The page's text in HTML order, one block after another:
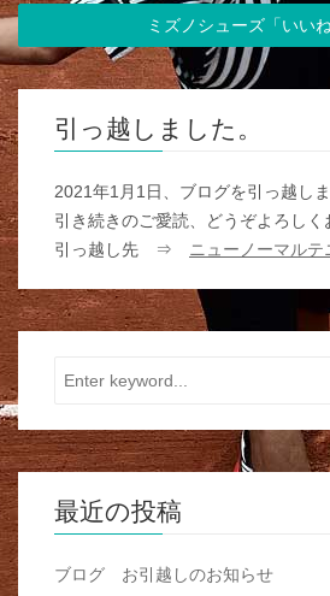
ミズノシューズ「いい
引っ越しました。
2021年1月1日、ブログを引っ越しま
引き続きのご愛読、どうぞよろしく
引っ越し先 ⇒
ニューノーマルテ
最近の投稿
ブログ お引越しのお知らせ